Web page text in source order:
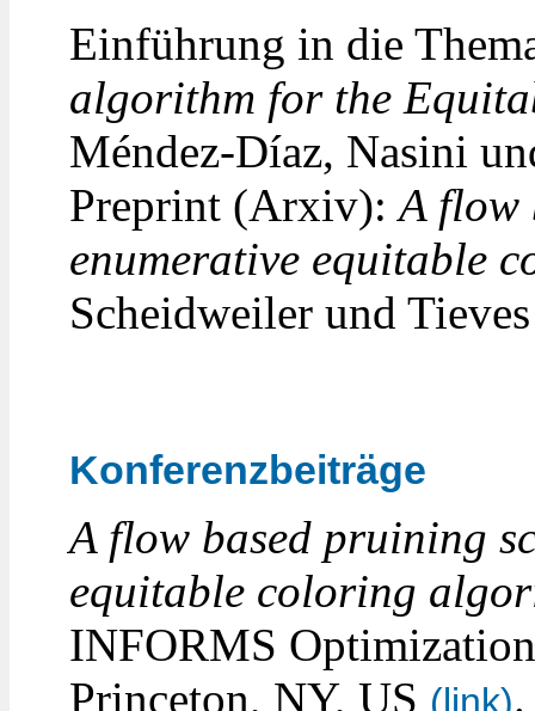
Einführung in die
algorithm for the
Méndez-Díaz, Nasini
Preprint (Arxiv):A flow
enumerative equitable
Scheidweiler und
Konferenzbeiträge
A flow based pruining
equitable coloring
INFORMS
Princeton, NY, US (link).